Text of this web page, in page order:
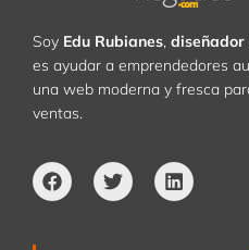
Soy Edu Rubianes,
es ayudar a emprendedores
una web moderna y fresca
ventas.
FacebookTwitterLinkedin